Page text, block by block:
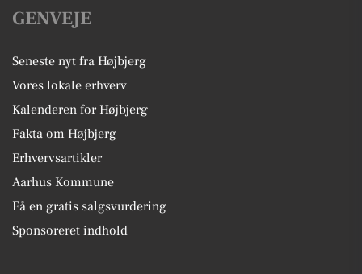
GENVEJE
Seneste nyt fra Højbjerg
Vores lokale erhverv
Kalenderen for Højbjerg
Fakta om Højbjerg
Erhvervsartikler
Aarhus Kommune
Få en gratis salgsvurdering
Sponsoreret indhold